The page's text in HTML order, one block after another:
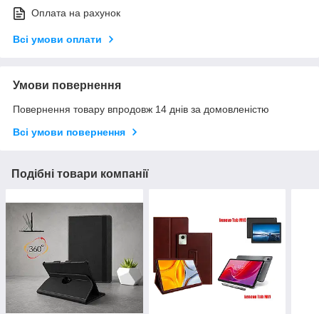
Оплата на рахунок
Всі умови оплати
Умови повернення
Повернення товару впродовж 14 днів за домовленістю
Всі умови повернення
Подібні товари компанії